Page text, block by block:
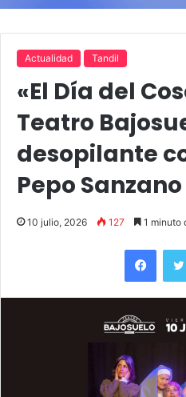
Actualidad Tandil
«El Día del
Teatro
desopilante
Pepo Sanzano
10 julio, 2026 127 1 minuto